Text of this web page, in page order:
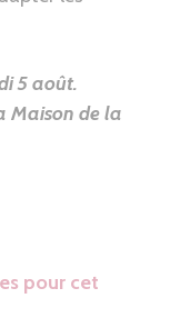
5 août.
Maison de la
pour cet